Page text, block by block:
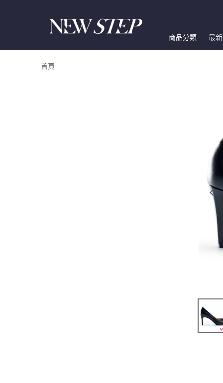
商品分類 最
首頁